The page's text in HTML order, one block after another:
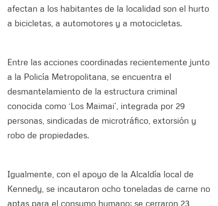
afectan a los habitantes de la localidad son el hurto
a bicicletas, a automotores y a motocicletas.
Entre las acciones coordinadas recientemente junto
a la Policía Metropolitana, se encuentra el
desmantelamiento de la estructura criminal
conocida como ‘Los Maimai’, integrada por 29
personas, sindicadas de microtráfico, extorsión y
robo de propiedades.
Igualmente, con el apoyo de la Alcaldía local de
Kennedy, se incautaron ocho toneladas de carne no
aptas para el consumo humano; se cerraron 23